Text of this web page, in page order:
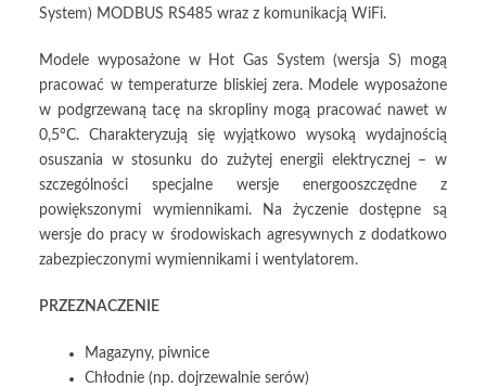
System) MODBUS RS485 wraz z komunikacją WiFi.
Modele wyposażone w Hot Gas System (wersja S) mogą
pracować w temperaturze bliskiej zera. Modele wyposażone
w podgrzewaną tacę na skropliny mogą pracować nawet w
0,5°C. Charakteryzują się wyjątkowo wysoką wydajnością
osuszania w stosunku do zużytej energii elektrycznej – w
szczególności specjalne wersje energooszczędne z
powiększonymi wymiennikami. Na życzenie dostępne są
wersje do pracy w środowiskach agresywnych z dodatkowo
zabezpieczonymi wymiennikami i wentylatorem.
PRZEZNACZENIE
Magazyny, piwnice
Chłodnie (np. dojrzewalnie serów)